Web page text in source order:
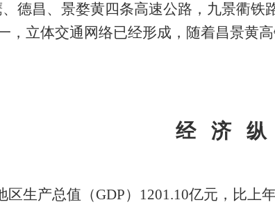
德昌、景婺黄四条高速公路，九景衢
，立体交通网络已经形成，随着昌景黄
经 济 纵
区生产总值（GDP）1201.10亿元，比上